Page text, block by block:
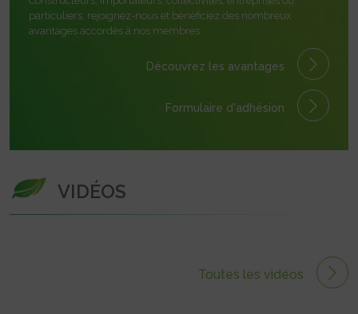
particuliers, rejoignez-nous et bénéficiez des nombreux
avantages accordés à nos membres.
Découvrez les avantages
Formulaire d'adhésion
VIDÉOS
Toutes les vidéos